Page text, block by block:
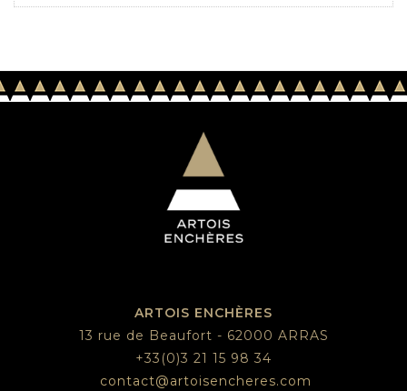
ARTOIS ENCHÈRES
13 rue de Beaufort - 62000 ARRAS
+33(0)3 21 15 98 34
contact@artoisencheres.com